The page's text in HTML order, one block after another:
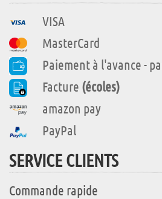
VISA
MasterCard
Paiement à l'avance -
Facture (écoles)
amazon pay
PayPal
SERVICE CLIENTS
Commande rapide